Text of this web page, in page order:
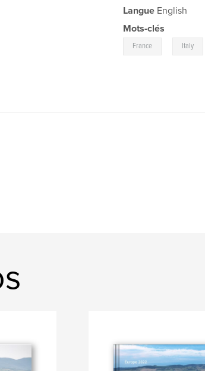
Langue English
Mots-clés
France Italy